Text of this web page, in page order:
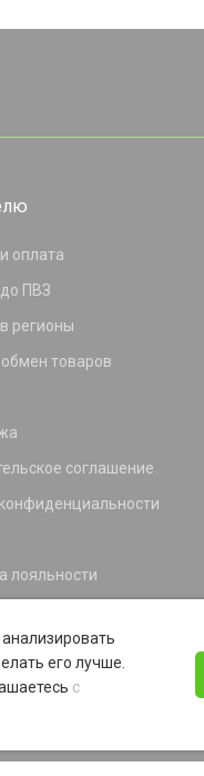
оплата
ПВЗ
регионы
товаров
соглашение
лояльности
его лучше.
с